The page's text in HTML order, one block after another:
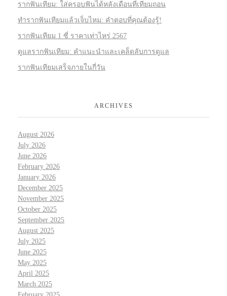
รากฟันเทียม: ใส่ครอบฟันได้หลังเดือนที่เทียมถอน
ทำรากฟันเทียมแล้วเจ็บไหม: คำตอบที่คุณต้องรู้!
รากฟันเทียม 1 ซี่ ราคาเท่าไหร่ 2567
ดูแลรากฟันเทียม: คำแนะนำและเคล็ดลับการดูแล
รากฟันเทียมเสร็จภายในกี่วัน
ARCHIVES
August 2026
July 2026
June 2026
February 2026
January 2026
December 2025
November 2025
October 2025
September 2025
August 2025
July 2025
June 2025
May 2025
April 2025
March 2025